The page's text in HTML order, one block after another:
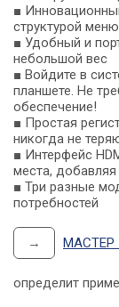
■
структурой меню
■ Удобный и
небольшой вес
■ Войдите в
планшете. Не
обеспечение!
■ Простая
никогда не
■ Интерфейс
места,
■ Три разные
потребностей
→ МАСТЕР
определит